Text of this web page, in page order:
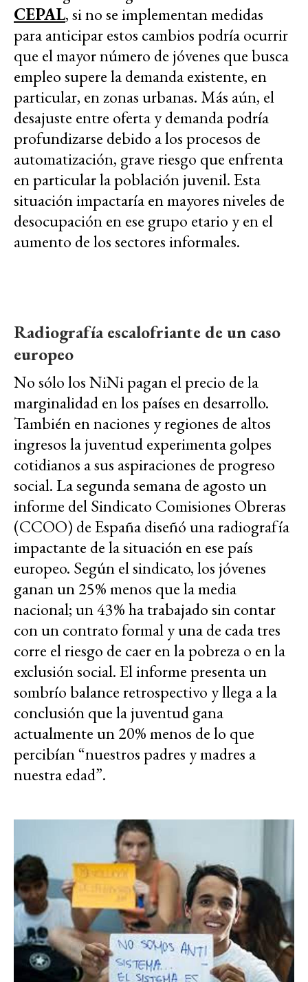
CEPAL, si no se implementan medidas
para anticipar estos cambios podría ocurrir
que el mayor número de jóvenes que busca
empleo supere la demanda existente, en
particular, en zonas urbanas. Más aún, el
desajuste entre oferta y demanda podría
profundizarse debido a los procesos de
automatización, grave riesgo que enfrenta
en particular la población juvenil. Esta
situación impactaría en mayores niveles de
desocupación en ese grupo etario y en el
aumento de los sectores informales.
Radiografía escalofriante de un caso
europeo
No sólo los NiNi pagan el precio de la
marginalidad en los países en desarrollo.
También en naciones y regiones de altos
ingresos la juventud experimenta golpes
cotidianos a sus aspiraciones de progreso
social. La segunda semana de agosto un
informe del Sindicato Comisiones Obreras
(CCOO) de España diseñó una radiografía
impactante de la situación en ese país
europeo. Según el sindicato, los jóvenes
ganan un 25% menos que la media
nacional; un 43% ha trabajado sin contar
con un contrato formal y una de cada tres
corre el riesgo de caer en la pobreza o en la
exclusión social. El informe presenta un
sombrío balance retrospectivo y llega a la
conclusión que la juventud gana
actualmente un 20% menos de lo que
percibían “nuestros padres y madres a
nuestra edad”.